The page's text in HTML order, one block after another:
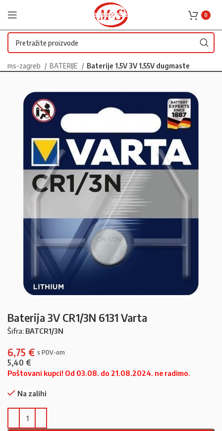
0
ms-zagreb BATERIJE Baterije 1,5V 3V 1,55V dugmaste
Baterija 3V CR1/3N 6131 Varta
Šifra: BATCR1/3N
6,75 €
5,40 €
Poštovani kupci! Od 03.08. do 21.08.2024. ne radimo.
Na zalihi